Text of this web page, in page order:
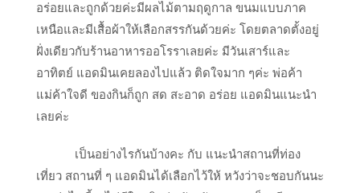
อร่อยและถูกด้วยค่ะมีผลไม้ตามฤดูกาล ขนมแบบภาค
เหนือและมีเสื้อผ้าให้เลือกสรรกันด้วยค่ะ โดยตลาดตั้งอยู่
ฝั่งเดียวกับร้านอาหารออโรราเลยค่ะ มีวันเสาร์และ
อาทิตย์ แอดมินเคยลองไปแล้ว ติดใจมาก ๆค่ะ พ่อค้า
แม่ค้าใจดี ของกินก็ถูก สด สะอาด อร่อย แอดมินแนะนำ
เลยค่ะ
เป็นอย่างไรกันบ้างคะ กับ แนะนำสถานที่ท่อง
เที่ยว สถานที่ ๆ แอดมินได้เลือกไว้ให้ หวังว่าจะชอบกันนะ